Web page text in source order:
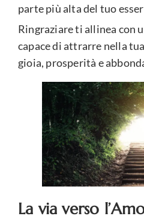
parte più alta del tuo
Ringraziare ti allinea con
capace di attrarre nella
gioia, prosperità e
La via verso